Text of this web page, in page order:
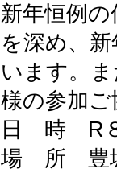
新年恒例
を深め、
います。
様の参加
日 時 R８
場 所 豊